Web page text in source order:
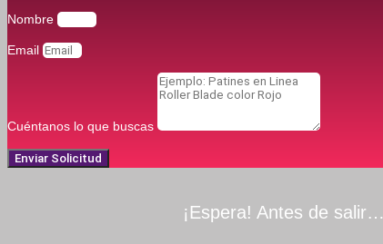
Nombre
Email
Cuéntanos lo que buscas
Enviar Solicitud
¡Espera! Antes de salir…